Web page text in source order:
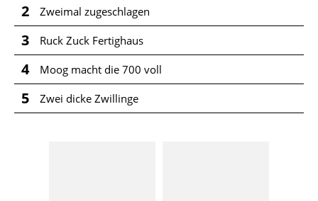
2 Zweimal zugeschlagen
3 Ruck Zuck Fertighaus
4 Moog macht die 700 voll
5 Zwei dicke Zwillinge